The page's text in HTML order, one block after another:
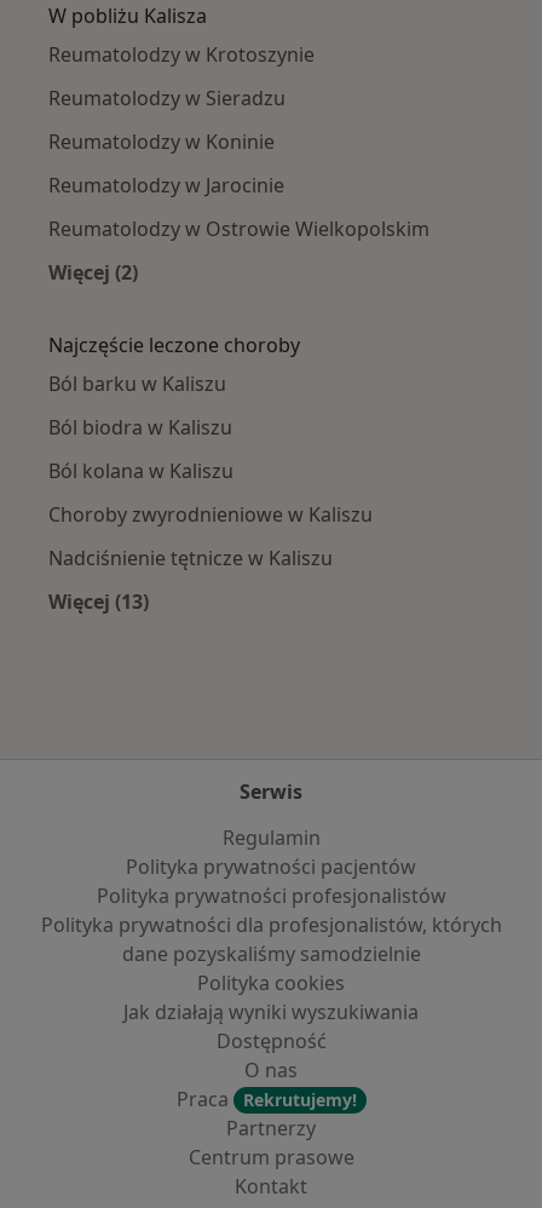
W pobliżu Kalisza
Reumatolodzy w Krotoszynie
Reumatolodzy w Sieradzu
Reumatolodzy w Koninie
Reumatolodzy w Jarocinie
Reumatolodzy w Ostrowie Wielkopolskim
Więcej (2)
Najczęście leczone choroby
Ból barku w Kaliszu
Ból biodra w Kaliszu
Ból kolana w Kaliszu
Choroby zwyrodnieniowe w Kaliszu
Nadciśnienie tętnicze w Kaliszu
Więcej (13)
Serwis
Regulamin
Polityka prywatności pacjentów
Polityka prywatności profesjonalistów
Polityka prywatności dla profesjonalistów, których
dane pozyskaliśmy samodzielnie
Polityka cookies
Jak działają wyniki wyszukiwania
Dostępność
O nas
Praca
Rekrutujemy!
Partnerzy
Centrum prasowe
Kontakt